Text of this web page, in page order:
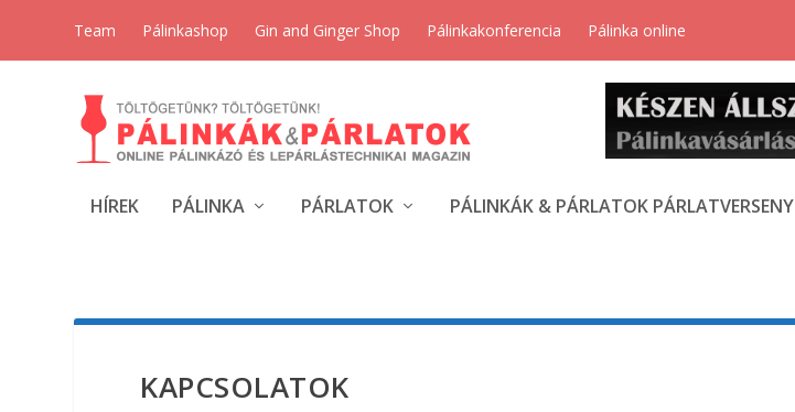
Team Pálinkashop Gin and Ginger Shop Pálinkakonferencia Pálinka online
HÍREK PÁLINKA PÁRLATOK PÁLINKÁK & PÁRLATOK PÁRLATVERSENY
KAPCSOLATOK